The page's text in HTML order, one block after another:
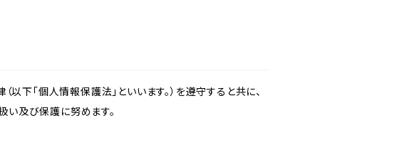
下「個人情報保護法」といいます。）を遵守すると共に、
い及び保護に努めます。